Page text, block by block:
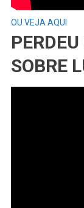
OU VEJA AQUI
SOBRE